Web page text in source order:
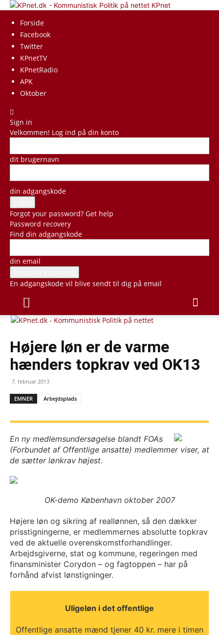
KPnet
Forside
Facebook
Twitter
KPnetTV
KPnetRadio
APK
Oktober
Sign in
Velkommen! Log ind på din konto
dit brugernavn
din adgangskode
Forgot your password? Get help
Password recovery
Find din adgangskode
din email
En adgangskode vil blive sendt til dig på email
Højere løn er de varme
hænders topkrav ved OK13
7. februar 2013
EMNER Arbejdsplads
En ny medlemsundersøgelse blandt FOAs
(Forbundet af Offentlige ansatte) medlemmer viser, at
de sætter lønkrav højest.
OK-demo København oktober 2007
Højere løn og sikring af reallønnen, så den dækker
prisstigningerne, er medlemmernes absolutte topkrav
ved de aktuelle overenskomstforhandlinger.
Arbejdsgiverne, stat og kommune, regeringen med
finansminister Corydon – og fagtoppen – har på
forhånd afvist lønstigninger.
Uligeløn i det offentlige
Offentlige ansatte mænd tjener 40 kr. mere i timen